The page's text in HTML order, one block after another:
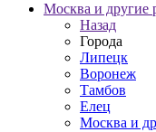
Москва и другие
Назад
Города
Липецк
Воронеж
Тамбов
Елец
Москва и